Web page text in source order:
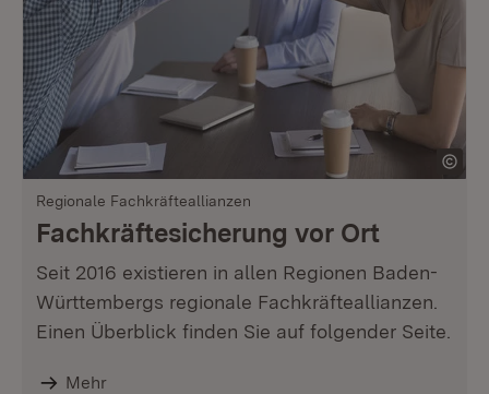
Regionale Fachkräfteallianzen
Fachkräftesicherung vor Ort
Seit 2016 existieren in allen Regionen Baden-
Württembergs regionale Fachkräfteallianzen.
Einen Überblick finden Sie auf folgender Seite.
Mehr